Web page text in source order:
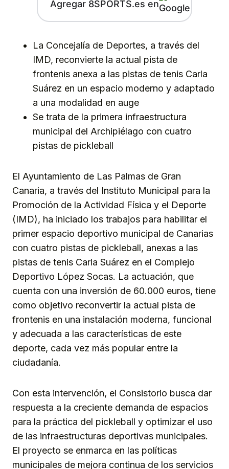
Agregar 8SPORTS.es en
La Concejalía de Deportes, a través del
IMD, reconvierte la actual pista de
frontenis anexa a las pistas de tenis Carla
Suárez en un espacio moderno y adaptado
a una modalidad en auge
Se trata de la primera infraestructura
municipal del Archipiélago con cuatro
pistas de pickleball
El Ayuntamiento de Las Palmas de Gran
Canaria, a través del Instituto Municipal para la
Promoción de la Actividad Física y el Deporte
(IMD), ha iniciado los trabajos para habilitar el
primer espacio deportivo municipal de Canarias
con cuatro pistas de pickleball, anexas a las
pistas de tenis Carla Suárez en el Complejo
Deportivo López Socas. La actuación, que
cuenta con una inversión de 60.000 euros, tiene
como objetivo reconvertir la actual pista de
frontenis en una instalación moderna, funcional
y adecuada a las características de este
deporte, cada vez más popular entre la
ciudadanía.
Con esta intervención, el Consistorio busca dar
respuesta a la creciente demanda de espacios
para la práctica del pickleball y optimizar el uso
de las infraestructuras deportivas municipales.
El proyecto se enmarca en las políticas
municipales de mejora continua de los servicios